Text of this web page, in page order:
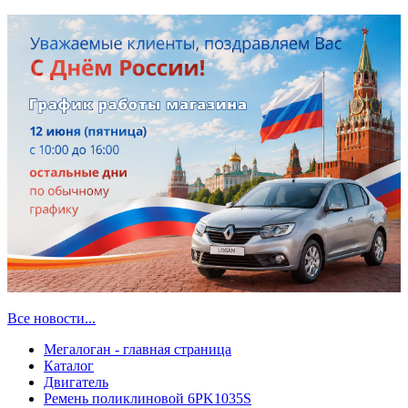
Все новости...
Мегалоган - главная страница
Каталог
Двигатель
Ремень поликлиновой 6PK1035S